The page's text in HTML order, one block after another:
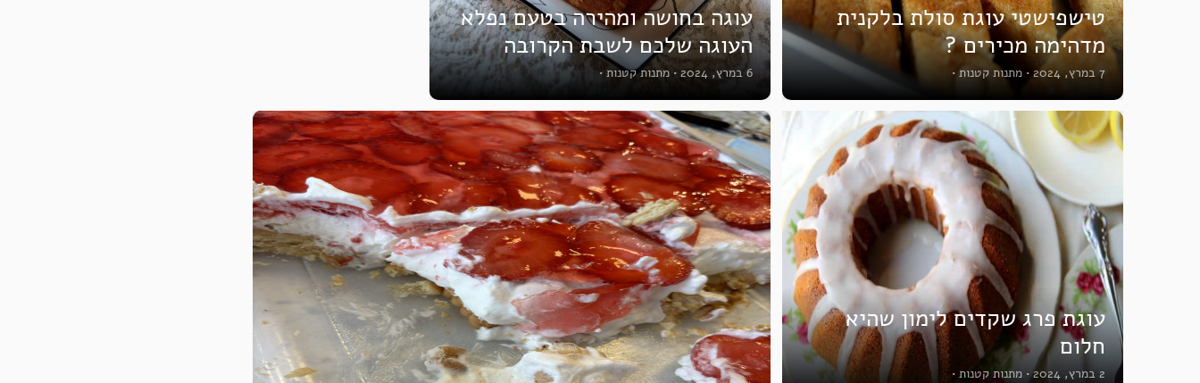
טישפישטי עוגת סולת בלקנית
מדהימה מכירים ?
7 במרץ, 2024 • מתנות קטנות •
עוגה בחושה ומהירה בטעם נפלא
העוגה שלכם לשבת הקרובה
6 במרץ, 2024 • מתנות קטנות •
עוגת פרג שקדים לימון שהיא
חלום
2 במרץ, 2024 • מתנות קטנות •